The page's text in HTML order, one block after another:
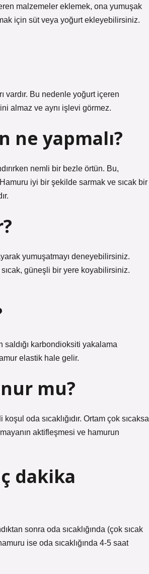
malzemeler eklemek, ona yumuşak
için süt veya yoğurt ekleyebilirsiniz.
vardır. Bu nedenle yoğurt içeren
almaz ve aynı işlevi görmez.
ne yapmalı?
nemli bir bezle örtün. Bu,
iyi bir şekilde sarmak ve sıcak bir
yumuşatmayı deneyebilirsiniz.
sıcak, güneşli bir yere koyabilirsiniz.
saldığı karbondioksiti yakalama
elastik hale gelir.
mu?
oda sıcaklığıdır. Ortam çok sıcaksa
aktifleşmesi ve hamurun
dakika
sonra oda sıcaklığında (çok sıcak
ise oda sıcaklığında 4-5 saat